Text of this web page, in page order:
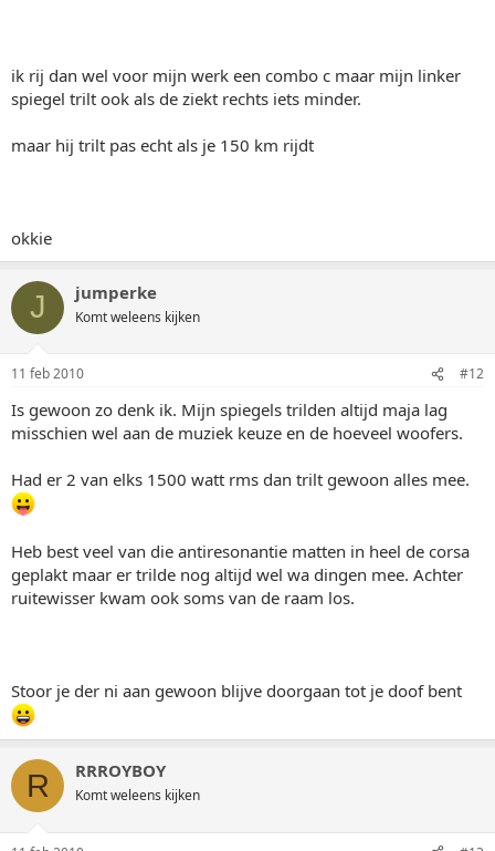
ik rij dan wel voor mijn werk een combo c maar mijn linker
spiegel trilt ook als de ziekt rechts iets minder.
maar hij trilt pas echt als je 150 km rijdt
okkie
J jumperke
Komt weleens kijken
11 feb 2010 #12
Is gewoon zo denk ik. Mijn spiegels trilden altijd maja lag
misschien wel aan de muziek keuze en de hoeveel woofers.
Had er 2 van elks 1500 watt rms dan trilt gewoon alles mee.
Heb best veel van die antiresonantie matten in heel de corsa
geplakt maar er trilde nog altijd wel wa dingen mee. Achter
ruitewisser kwam ook soms van de raam los.
Stoor je der ni aan gewoon blijve doorgaan tot je doof bent
R RRROYBOY
Komt weleens kijken